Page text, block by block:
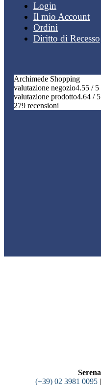
Login
Il mio Account
Ordini
Diritto di Recesso
Archimede Shopping
valutazione negozio4.55 / 5
valutazione prodotto4.64 / 5
279 recensioni
(+39) 02 3981 0095 |